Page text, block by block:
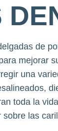
de
mejorar
una
toda la
las